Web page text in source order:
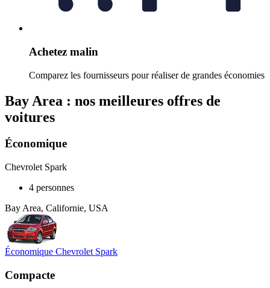
Achetez malin
Comparez les fournisseurs pour réaliser de grandes économies
Bay Area : nos meilleures offres de
voitures
Économique
Chevrolet Spark
4 personnes
Bay Area, Californie, USA
Économique Chevrolet Spark
Compacte